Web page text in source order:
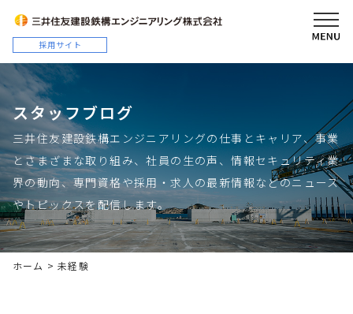
スタッフブログ
三井住友建設鉄構エンジニアリングの仕事とキャリア、事業
とさまざまな取り組み、社員の生の声、情報セキュリティ業
界の動向、専門資格や採用・求人の最新情報などのニュース
やトピックスを配信します。
ホーム >未経験